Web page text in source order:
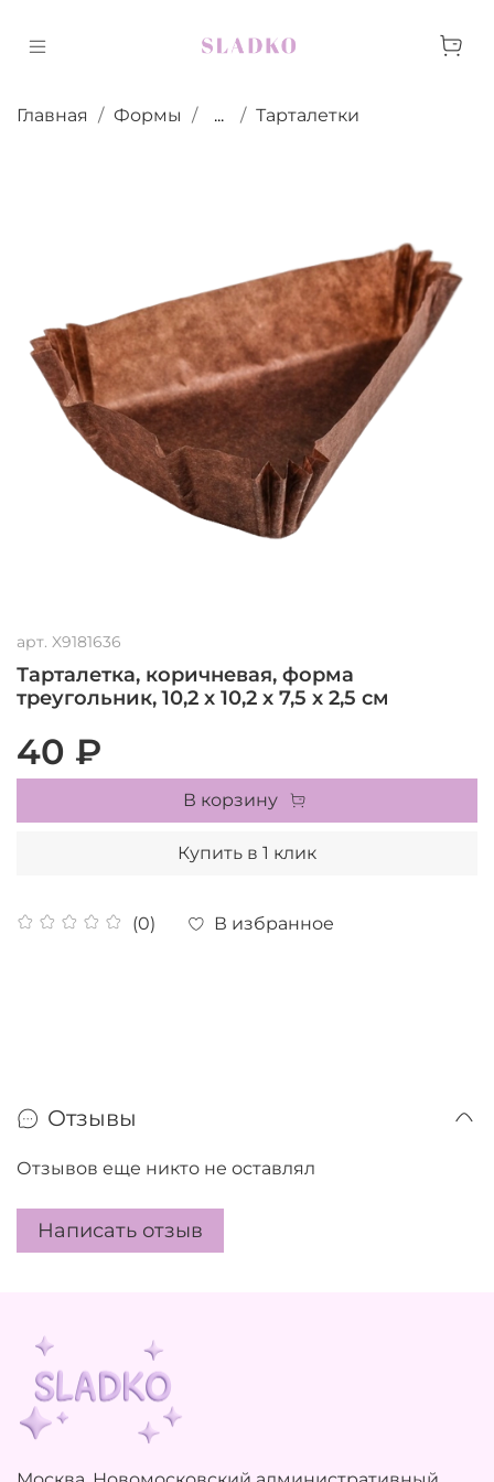
Главная Формы ... Тарталетки
арт. X9181636
Тарталетка, коричневая, форма
треугольник, 10,2 х 10,2 х 7,5 х 2,5 см
(0) В избранное
40 ₽
В корзину
Купить в 1 клик
Отзывы
Отзывов еще никто не оставлял
Написать отзыв